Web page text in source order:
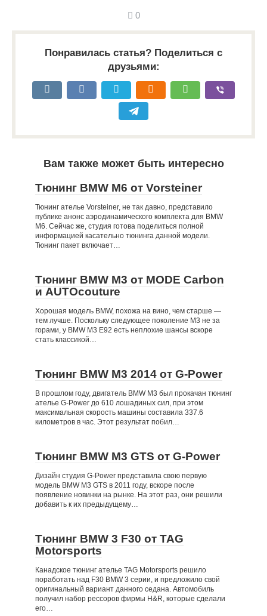
0
Понравилась статья? Поделиться с
друзьями:
Вам также может быть интересно
Тюнинг BMW M6 от Vorsteiner
Тюнинг ателье Vorsteiner, не так давно, представило
публике анонс аэродинамического комплекта для BMW
M6. Сейчас же, студия готова поделиться полной
информацией касательно тюнинга данной модели.
Тюнинг пакет включает…
Тюнинг BMW M3 от MODE Carbon
и AUTOcouture
Хорошая модель BMW, похожа на вино, чем старше —
тем лучше. Поскольку следующее поколение M3 не за
горами, у BMW M3 E92 есть неплохие шансы вскоре
стать классикой…
Тюнинг BMW M3 2014 от G-Power
В прошлом году, двигатель BMW M3 был прокачан тюнинг
ателье G-Power до 610 лошадиных сил, при этом
максимальная скорость машины составила 337.6
километров в час. Этот результат побил…
Тюнинг BMW M3 GTS от G-Power
Дизайн студия G-Power представила свою первую
модель BMW M3 GTS в 2011 году, вскоре после
появление новинки на рынке. На этот раз, они решили
добавить к их предыдущему…
Тюнинг BMW 3 F30 от TAG
Motorsports
Канадское тюнинг ателье TAG Motorsports решило
поработать над F30 BMW 3 серии, и предложило свой
оригинальный вариант данного седана. Автомобиль
получил набор рессоров фирмы H&R, которые сделали
его…